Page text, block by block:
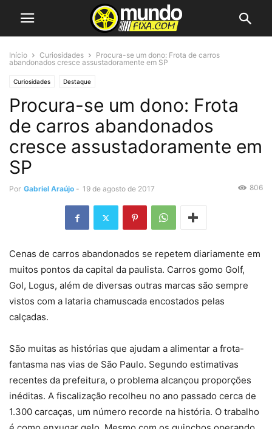
Início Curiosidades
Procura-se um dono: Frota de carros
abandonados cresce assustadoramente em SP
Curiosidades Destaque
Procura-se um dono: Frota
de carros abandonados
cresce assustadoramente em
SP
Por Gabriel Araújo - 19 de agosto de 2017 806
Cenas de carros abandonados se repetem diariamente em
muitos pontos da capital da paulista. Carros gomo Golf,
Gol, Logus, além de diversas outras marcas são sempre
vistos com a lataria chamuscada encostados pelas
calçadas.
São muitas as histórias que ajudam a alimentar a frota-
fantasma nas vias de São Paulo. Segundo estimativas
recentes da prefeitura, o problema alcançou proporções
inéditas. A fiscalização recolheu no ano passado cerca de
1.300 carcaças, um número recorde na história. O trabalho